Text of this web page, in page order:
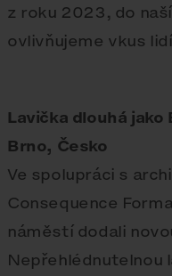
z roku 2023, do
ovlivňujeme vkus
Lavička dlouhá
Brno, Česko
Ve spolupráci s
Consequence
náměstí dodali
Nepřehlédnutelnou